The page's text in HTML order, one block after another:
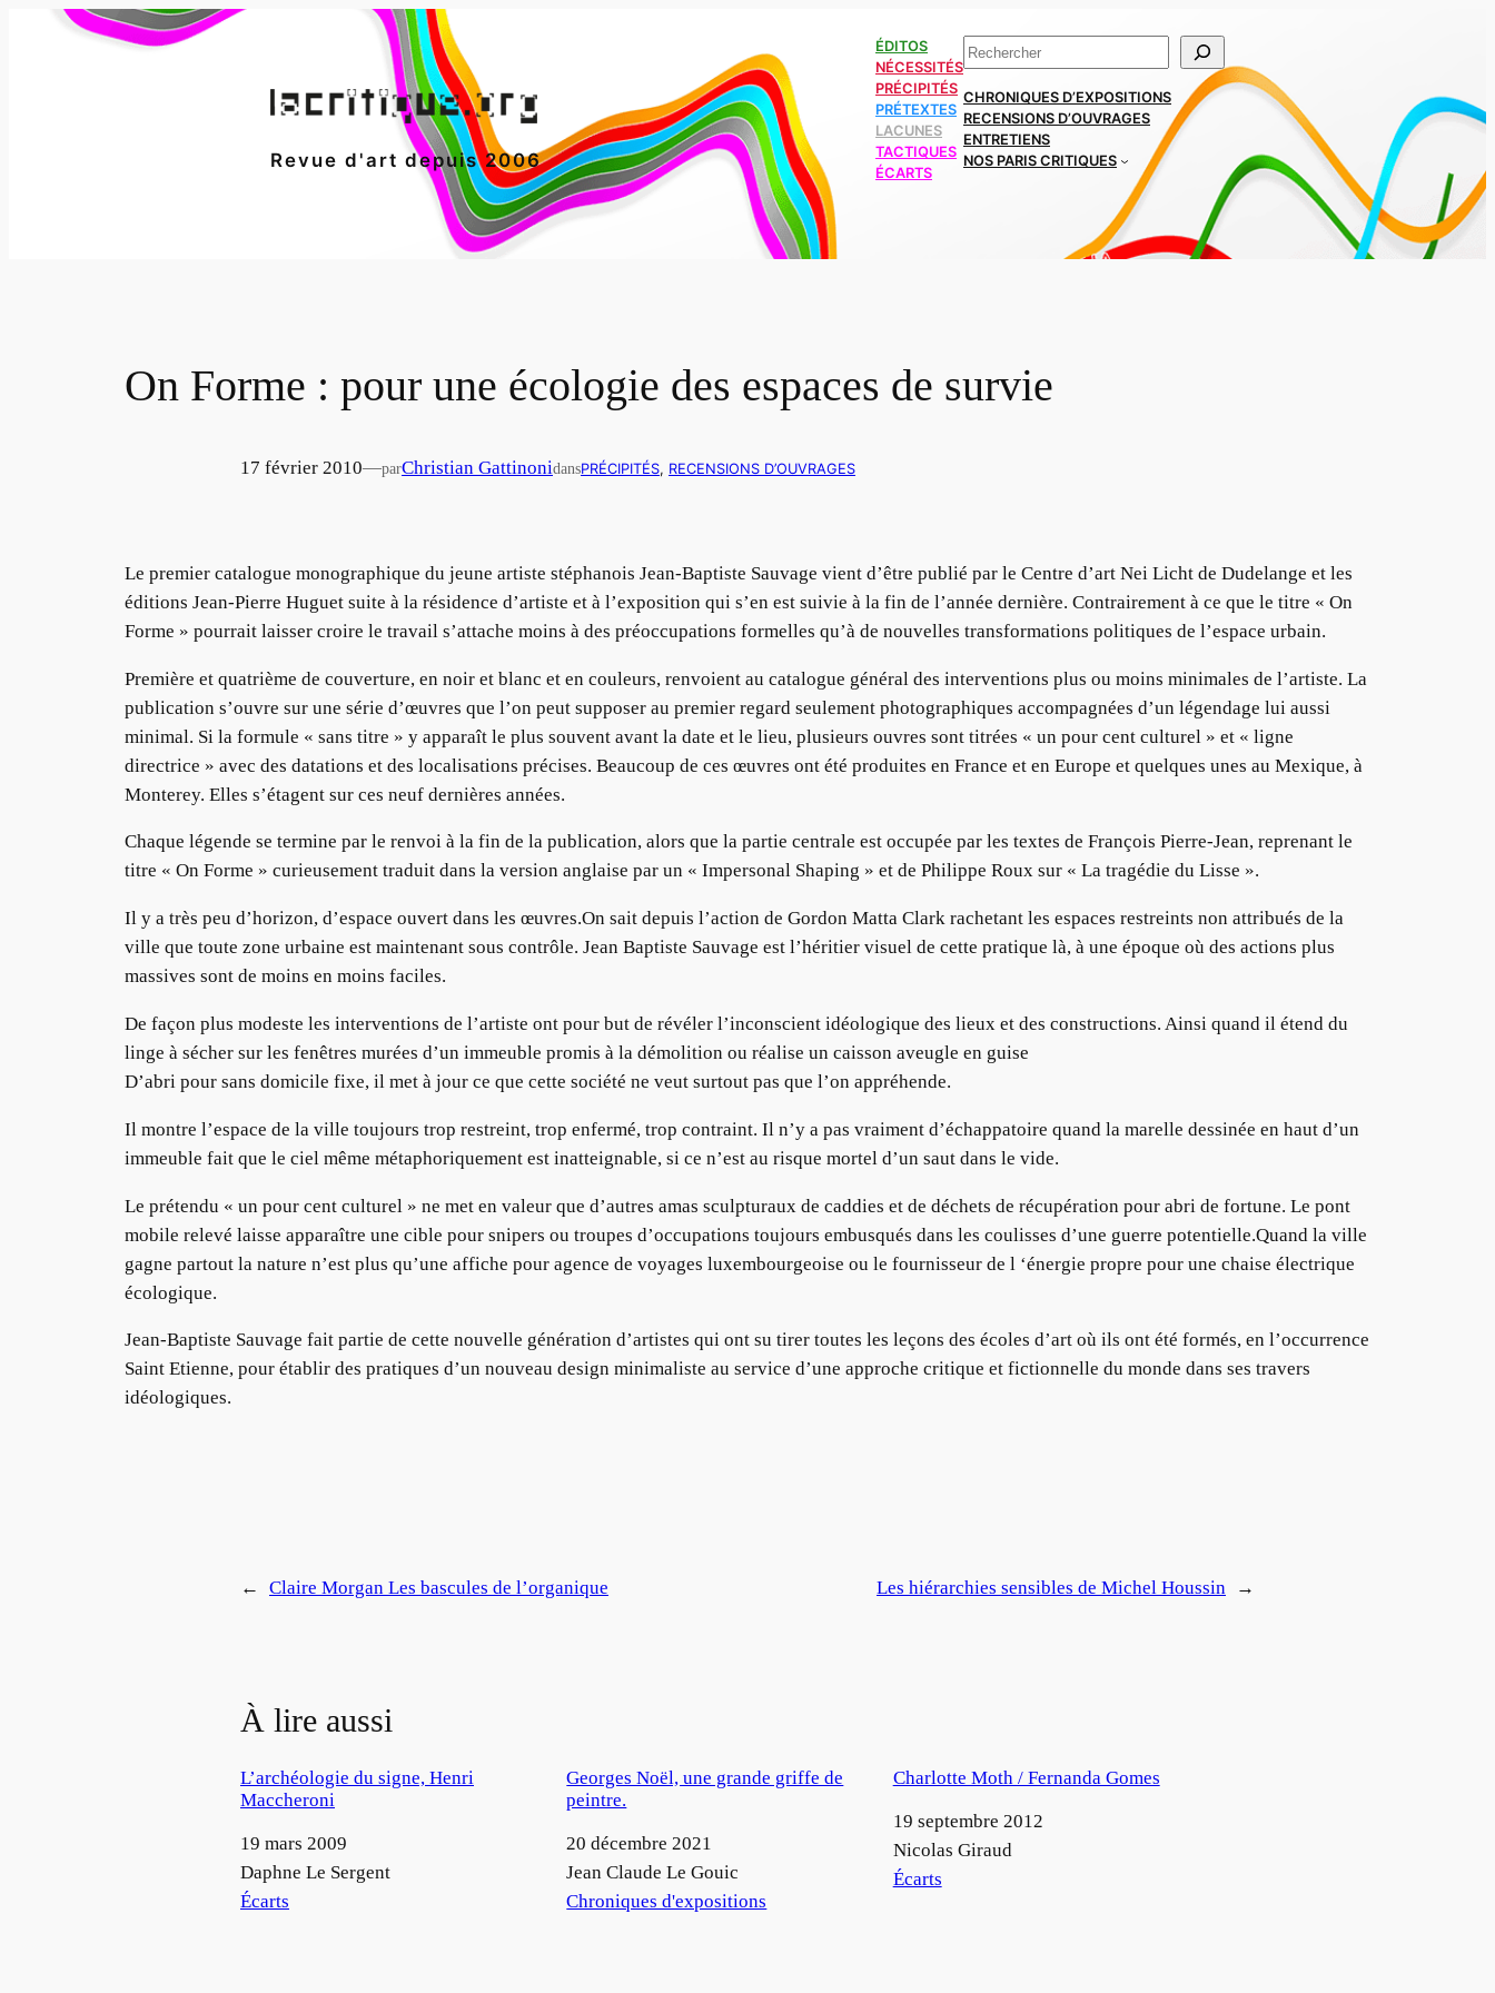
Revue d'art depuis 2006
ÉDITOS
NÉCESSITÉS
PRÉCIPITÉS
PRÉTEXTES
LACUNES
TACTIQUES
ÉCARTS
Rechercher
CHRONIQUES D’EXPOSITIONS
RECENSIONS D’OUVRAGES
ENTRETIENS
NOS PARIS CRITIQUES
On Forme : pour une écologie des espaces de survie
17 février 2010—parChristian GattinonidansPRÉCIPITÉS, RECENSIONS D’OUVRAGES
Le premier catalogue monographique du jeune artiste stéphanois Jean-Baptiste Sauvage vient d’être publié par le Centre d’art Nei Licht de Dudelange et les
éditions Jean-Pierre Huguet suite à la résidence d’artiste et à l’exposition qui s’en est suivie à la fin de l’année dernière. Contrairement à ce que le titre « On
Forme » pourrait laisser croire le travail s’attache moins à des préoccupations formelles qu’à de nouvelles transformations politiques de l’espace urbain.
Première et quatrième de couverture, en noir et blanc et en couleurs, renvoient au catalogue général des interventions plus ou moins minimales de l’artiste. La
publication s’ouvre sur une série d’œuvres que l’on peut supposer au premier regard seulement photographiques accompagnées d’un légendage lui aussi
minimal. Si la formule « sans titre » y apparaît le plus souvent avant la date et le lieu, plusieurs ouvres sont titrées « un pour cent culturel » et « ligne
directrice » avec des datations et des localisations précises. Beaucoup de ces œuvres ont été produites en France et en Europe et quelques unes au Mexique, à
Monterey. Elles s’étagent sur ces neuf dernières années.
Chaque légende se termine par le renvoi à la fin de la publication, alors que la partie centrale est occupée par les textes de François Pierre-Jean, reprenant le
titre « On Forme » curieusement traduit dans la version anglaise par un « Impersonal Shaping » et de Philippe Roux sur « La tragédie du Lisse ».
Il y a très peu d’horizon, d’espace ouvert dans les œuvres.On sait depuis l’action de Gordon Matta Clark rachetant les espaces restreints non attribués de la
ville que toute zone urbaine est maintenant sous contrôle. Jean Baptiste Sauvage est l’héritier visuel de cette pratique là, à une époque où des actions plus
massives sont de moins en moins faciles.
De façon plus modeste les interventions de l’artiste ont pour but de révéler l’inconscient idéologique des lieux et des constructions. Ainsi quand il étend du
linge à sécher sur les fenêtres murées d’un immeuble promis à la démolition ou réalise un caisson aveugle en guise
D’abri pour sans domicile fixe, il met à jour ce que cette société ne veut surtout pas que l’on appréhende.
Il montre l’espace de la ville toujours trop restreint, trop enfermé, trop contraint. Il n’y a pas vraiment d’échappatoire quand la marelle dessinée en haut d’un
immeuble fait que le ciel même métaphoriquement est inatteignable, si ce n’est au risque mortel d’un saut dans le vide.
Le prétendu « un pour cent culturel » ne met en valeur que d’autres amas sculpturaux de caddies et de déchets de récupération pour abri de fortune. Le pont
mobile relevé laisse apparaître une cible pour snipers ou troupes d’occupations toujours embusqués dans les coulisses d’une guerre potentielle.Quand la ville
gagne partout la nature n’est plus qu’une affiche pour agence de voyages luxembourgeoise ou le fournisseur de l ‘énergie propre pour une chaise électrique
écologique.
Jean-Baptiste Sauvage fait partie de cette nouvelle génération d’artistes qui ont su tirer toutes les leçons des écoles d’art où ils ont été formés, en l’occurrence
Saint Etienne, pour établir des pratiques d’un nouveau design minimaliste au service d’une approche critique et fictionnelle du monde dans ses travers
idéologiques.
← Claire Morgan Les bascules de l’organique Les hiérarchies sensibles de Michel Houssin →
À lire aussi
L’archéologie du signe, Henri
Maccheroni
Date
19 mars 2009
Auteur
Daphne Le Sergent
Par rapport à
Écarts
Georges Noël, une grande griffe de
peintre.
Date
20 décembre 2021
Auteur
Jean Claude Le Gouic
Par rapport à
Chroniques d'expositions
Charlotte Moth / Fernanda Gomes
Date
19 septembre 2012
Auteur
Nicolas Giraud
Par rapport à
Écarts